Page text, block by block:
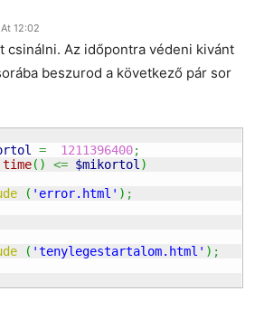
12:02
csinálni. Az időpontra védeni kivánt
beszurod a következő pár sor
= 1211396400;
time( ) <= $mikortol )
( 'error.html' ) ;
( 'tenylegestartalom.html' ) ;